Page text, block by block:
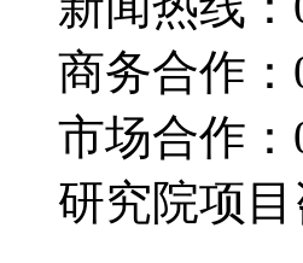
商务合作：
市场合作：
研究院项目